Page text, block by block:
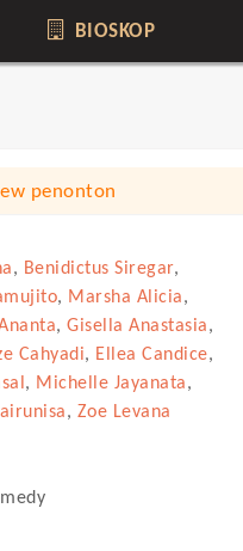
BIOSKOP
penonton
, Benidictus Siregar,
, Marsha Alicia,
, Gisella Anastasia,
Cahyadi, Ellea Candice,
, Michelle Jayanata,
, Zoe Levana